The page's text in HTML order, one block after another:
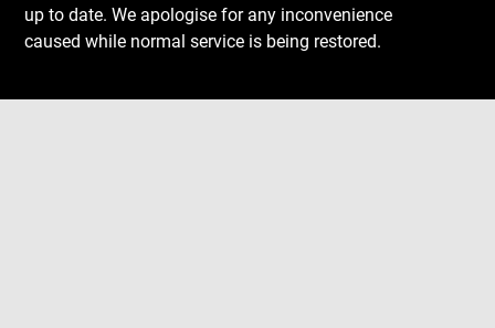
up to date. We apologise for any inconvenience
caused while normal service is being restored.
Download
Next
Previous